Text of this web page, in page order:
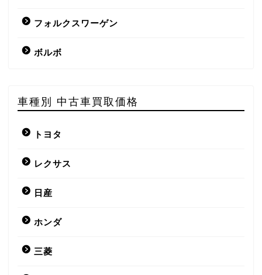
フォルクスワーゲン
ボルボ
車種別 中古車買取価格
トヨタ
レクサス
日産
ホンダ
三菱